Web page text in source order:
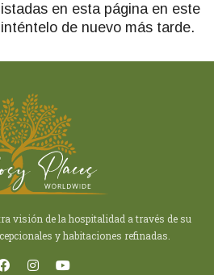
en esta página en este
de nuevo más tarde.
visión de la hospitalidad a través de su
y habitaciones refinadas.